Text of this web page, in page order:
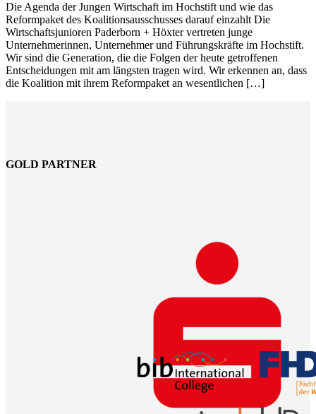
Die Agenda der Jungen Wirtschaft im Hochstift und wie das
Reformpaket des Koalitionsausschusses darauf einzahlt Die
Wirtschaftsjunioren Paderborn + Höxter vertreten junge
Unternehmerinnen, Unternehmer und Führungskräfte im Hochstift.
Wir sind die Generation, die die Folgen der heute getroffenen
Entscheidungen mit am längsten tragen wird. Wir erkennen an, dass
die Koalition mit ihrem Reformpaket an wesentlichen […]
GOLD PARTNER